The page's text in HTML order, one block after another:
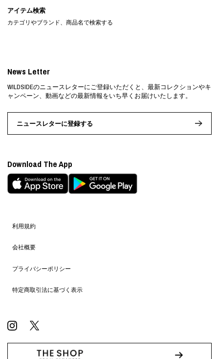
アイテム検索
カテゴリやブランド、商品名で検索する
利用規約
会社概要
プライバシーポリシー
特定商取引法に基づく表示
News Letter
WILDSIDEのニュースレターにご登録いただくと、最新コレクションやキ
ャンペーン、動画などの最新情報をいち早くお届けいたします。
ニュースレターに登録する
Download The App